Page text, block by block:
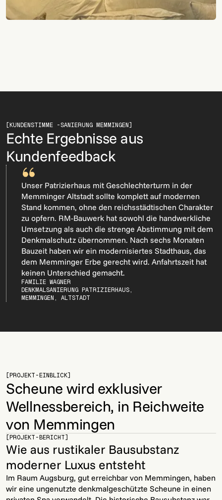
[KUNDENSTIMME -SANIERUNG MEMMINGEN]
Echte Ergebnisse aus
Kundenfeedback
Unser Patrizierhaus mit Geschlechterturm in der
Memminger Altstadt sollte komplett auf modernen
Stand kommen, ohne den reichsstädtischen Charakter
zu opfern. RM-Bauwerk hat sowohl die handwerkliche
Umsetzung als auch die strenge Abstimmung mit dem
Denkmalschutz übernommen. Nach sechs Monaten
Bauzeit haben wir ein modernisiertes Stadthaus, das
dem Memminger Erbe gerecht wird. Anfahrtszeit hat
keinen Unterschied gemacht.
FAMILIE WAGNER
DENKMALSANIERUNG PATRIZIERHAUS,
MEMMINGEN, ALTSTADT
[PROJEKT-EINBLICK]
Scheune wird exklusiver
Wellnessbereich, in Reichweite
von Memmingen
[PROJEKT-BERICHT]
Wie aus rustikaler Bausubstanz
moderner Luxus entsteht
Im Raum Augsburg, gut erreichbar von Memmingen, haben
wir eine ungenutzte denkmalgeschützte Scheune in einen